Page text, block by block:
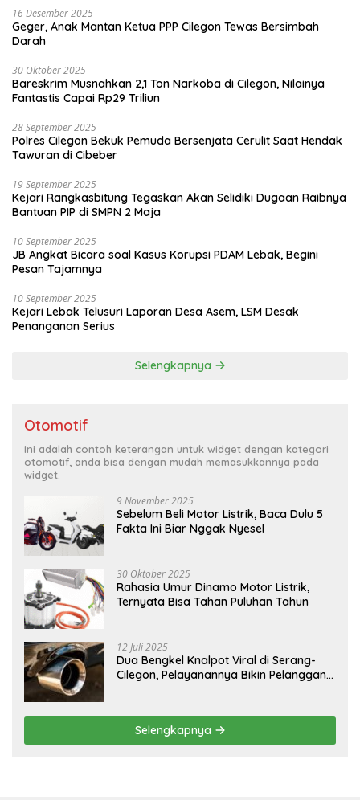
16 Desember 2025
Geger, Anak Mantan Ketua PPP Cilegon Tewas Bersimbah
Darah
30 Oktober 2025
Bareskrim Musnahkan 2,1 Ton Narkoba di Cilegon, Nilainya
Fantastis Capai Rp29 Triliun
28 September 2025
Polres Cilegon Bekuk Pemuda Bersenjata Cerulit Saat Hendak
Tawuran di Cibeber
19 September 2025
Kejari Rangkasbitung Tegaskan Akan Selidiki Dugaan Raibnya
Bantuan PIP di SMPN 2 Maja
10 September 2025
JB Angkat Bicara soal Kasus Korupsi PDAM Lebak, Begini
Pesan Tajamnya
10 September 2025
Kejari Lebak Telusuri Laporan Desa Asem, LSM Desak
Penanganan Serius
Selengkapnya
Otomotif
Ini adalah contoh keterangan untuk widget dengan kategori
otomotif, anda bisa dengan mudah memasukkannya pada
widget.
9 November 2025
Sebelum Beli Motor Listrik, Baca Dulu 5
Fakta Ini Biar Nggak Nyesel
30 Oktober 2025
Rahasia Umur Dinamo Motor Listrik,
Ternyata Bisa Tahan Puluhan Tahun
12 Juli 2025
Dua Bengkel Knalpot Viral di Serang-
Cilegon, Pelayanannya Bikin Pelanggan
Selengkapnya